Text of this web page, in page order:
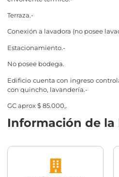
Terraza.-
Conexión a lavadora (no posee
Estacionamiento.-
No posee bodega.
Edificio cuenta con ingreso
con quincho, lavandería.-
GC aprox $ 85.000,.
Información de la